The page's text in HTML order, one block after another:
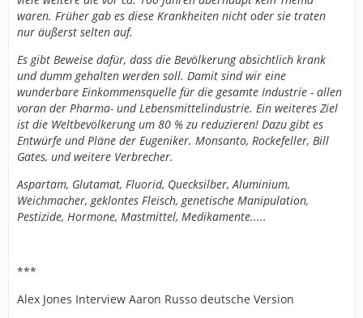
waren. Früher gab es diese Krankheiten nicht oder sie traten
nur äußerst selten auf.
Es gibt Beweise dafür, dass die Bevölkerung absichtlich krank
und dumm gehalten werden soll. Damit sind wir eine
wunderbare Einkommensquelle für die gesamte Industrie - allen
voran der Pharma- und Lebensmittelindustrie. Ein weiteres Ziel
ist die Weltbevölkerung um 80 % zu reduzieren! Dazu gibt es
Entwürfe und Pläne der Eugeniker. Monsanto, Rockefeller, Bill
Gates, und weitere Verbrecher.
Aspartam, Glutamat, Fluorid, Quecksilber, Aluminium,
Weichmacher, geklontes Fleisch, genetische Manipulation,
Pestizide, Hormone, Mastmittel, Medikamente.....
***
Alex Jones Interview Aaron Russo deutsche Version